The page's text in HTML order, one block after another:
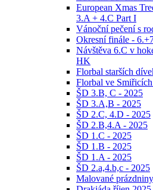
European Xmas
3.A + 4.C Part I
Vánoční pečení s
Okresní finále -
Návštěva 6.C v
HK
Florbal starších
Florbal ve
ŠD 3.B, C - 2025
ŠD 3.A,B - 2025
ŠD 2.C, 4.D - 2025
ŠD 2.B,4.A - 2025
ŠD 1.C - 2025
ŠD 1.B - 2025
ŠD 1.A - 2025
ŠD 2.a,4.b,c - 2025
Malované